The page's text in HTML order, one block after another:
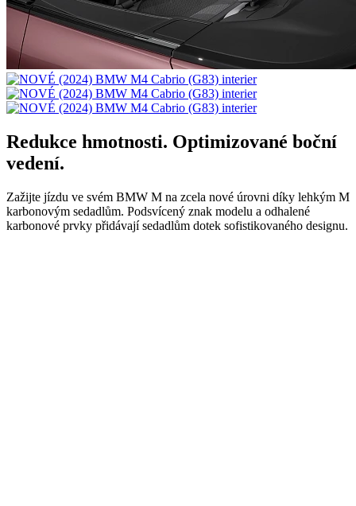
Redukce hmotnosti. Optimizované boční
vedení.
Zažijte jízdu ve svém BMW M na zcela nové úrovni díky lehkým M
karbonovým sedadlům. Podsvícený znak modelu a odhalené
karbonové prvky přidávají sedadlům dotek sofistikovaného designu.